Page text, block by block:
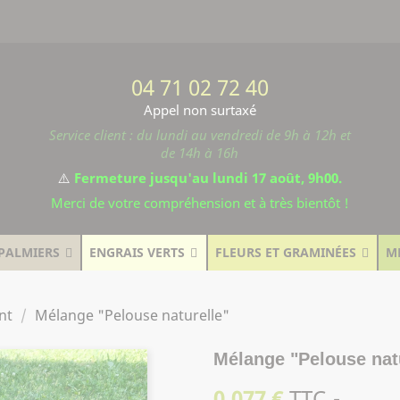
04 71 02 72 40
Appel non surtaxé
Service client : du lundi au vendredi de 9h à 12h et
de 14h à 16h
⚠️ Fermeture jusqu'au lundi 17 août, 9h00.
Merci de votre compréhension et à très bientôt !
ENGRAIS VERTS FLEURS ET GRAMINÉES
Mélange "Pelouse naturelle"
Mélange "Pelouse